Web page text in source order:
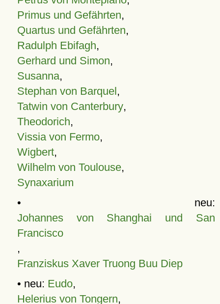
Primus und Gefährten,
Quartus und Gefährten,
Radulph Ebifagh,
Gerhard und Simon,
Susanna,
Stephan von Barquel,
Tatwin von Canterbury,
Theodorich,
Vissia von Fermo,
Wigbert,
Wilhelm von Toulouse,
Synaxarium
• neu:
Johannes von Shanghai und San
Francisco
,
Franziskus Xaver Truong Buu Diep
• neu: Eudo,
Helerius von Tongern,